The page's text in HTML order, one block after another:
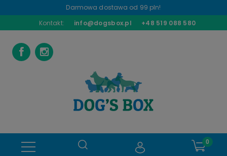
Darmowa dostawa od 99 pln!
Kontakt:
info@dogsbox.pl +48 519 088 580